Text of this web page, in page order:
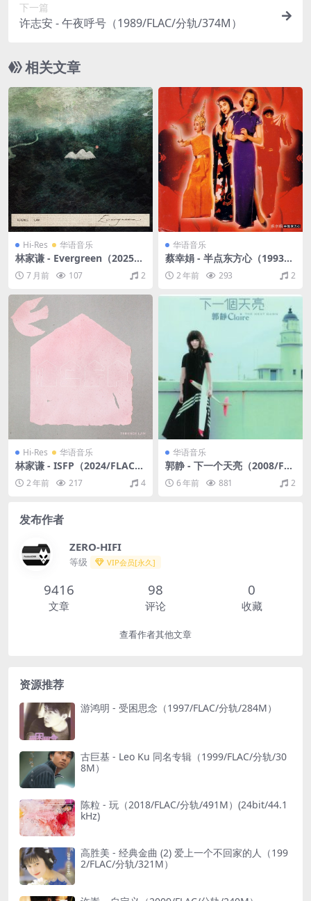
下一篇
许志安 - 午夜呼号（1989/FLAC/分轨/374M）
相关文章
Hi-Res 华语音乐
林家谦 - Evergreen（2025/F
LAC/EP分轨/219M）(24bit/
48kHz)
7 月前 107 2
华语音乐
蔡幸娟 - 半点东方心（1993/F
LAC/分轨/293M）
2 年前 293 2
Hi-Res 华语音乐
林家谦 - ISFP（2024/FLAC/
分轨/416M）(24bit/48kHz)
2 年前 217 4
华语音乐
郭静 - 下一个天亮（2008/FL
AC/分轨/265M）
6 年前 881 2
发布作者
ZERO-HIFI
等级 VIP会员[永久]
9416
文章
98
评论
0
收藏
查看作者其他文章
资源推荐
游鸿明 - 受困思念（1997/FLAC/分轨/284M）
古巨基 - Leo Ku 同名专辑（1999/FLAC/分轨/30
8M）
陈粒 - 玩（2018/FLAC/分轨/491M）(24bit/44.1
kHz)
高胜美 - 经典金曲 (2) 爱上一个不回家的人（199
2/FLAC/分轨/321M）